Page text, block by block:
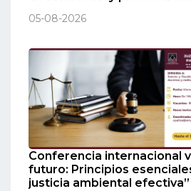
05-08-2026
Conferencia internacional
futuro: Principios
justicia ambiental efectiva”